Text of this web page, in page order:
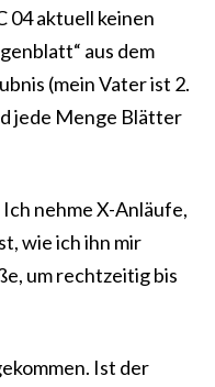
04 aktuell keinen
aus dem
(mein Vater ist 2.
jede Menge Blätter
nehme X-Anläufe,
wie ich ihn mir
um rechtzeitig bis
Ist der